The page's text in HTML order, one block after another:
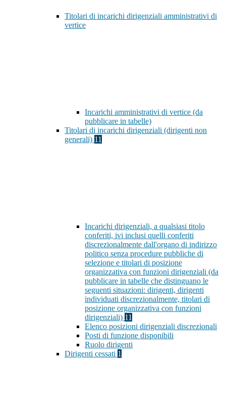
Titolari di incarichi dirigenziali amministrativi di
vertice
Incarichi amministrativi di vertice (da
pubblicare in tabelle)
Titolari di incarichi dirigenziali (dirigenti non
generali) 11
Incarichi dirigenziali, a qualsiasi titolo
conferiti, ivi inclusi quelli conferiti
discrezionalmente dall'organo di indirizzo
politico senza procedure pubbliche di
selezione e titolari di posizione
organizzativa con funzioni dirigenziali (da
pubblicare in tabelle che distinguano le
seguenti situazioni: dirigenti, dirigenti
individuati discrezionalmente, titolari di
posizione organizzativa con funzioni
dirigenziali) 11
Elenco posizioni dirigenziali discrezionali
Posti di funzione disponibili
Ruolo dirigenti
Dirigenti cessati 1